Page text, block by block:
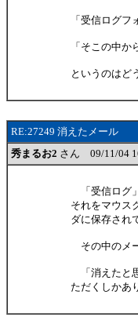
「受信ログフ
「そこの中か
というのはど
RE:27249 消えたメール
秀まるお2 さん 09/11/04
「受信ログ
それをマウス
ダに保存され
その中のメ
「消えたと
ただくしかあ